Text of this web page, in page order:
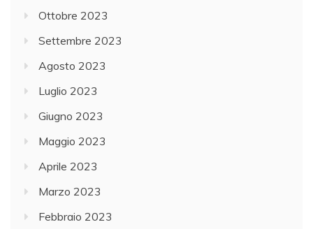
Ottobre 2023
Settembre 2023
Agosto 2023
Luglio 2023
Giugno 2023
Maggio 2023
Aprile 2023
Marzo 2023
Febbraio 2023